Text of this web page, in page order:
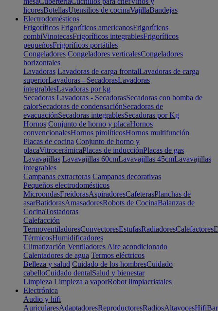
licoresBotellasUtensilios de cocinaVajillaBandejas
Electrodomésticos
Frigoríficos Frigoríficos americanosFrigoríficos
combiVinotecasFrigoríficos integrablesFrigoríficos
pequeñosFrigoríficos portátiles
Congeladores Congeladores verticalesCongeladores
horizontales
Lavadoras Lavadoras de carga frontalLavadoras de carga
superiorLavadoras - SecadorasLavadoras
integrablesLavadoras por kg
Secadoras Lavadoras - SecadorasSecadoras con bomba de
calorSecadoras de condensaciónSecadoras de
evacuaciónSecadoras integrablesSecadoras por Kg
Hornos Conjunto de horno y placaHornos
convencionalesHornos pirolíticosHornos multifunción
Placas de cocina Conjunto de horno y
placaVitrocerámicaPlacas de inducciónPlacas de gas
Lavavajillas Lavavajillas 60cmLavavajillas 45cmLavavajillas
integrables
Campanas extractoras Campanas decorativas
Pequeños electrodomésticos
MicroondasFreidorasAspiradoresCafeterasPlanchas de
asarBatidorasAmasadoresRobots de CocinaBalanzas de
CocinaTostadoras
Calefacción
TermoventiladoresConvectoresEstufasRadiadoresCalefactores
TérmicosHumidificadores
Climatización Ventiladores Aire acondicionado
Calentadores de agua Termos eléctricos
Belleza y salud Cuidado de los hombresCuidado
cabelloCuidado dentalSalud y bienestar
Limpieza Limpieza a vaporRobot limpiacristales
Electrónica
Audio y hifi
AuricularesAdaptadoresReproductoresRadiosAltavocesHifi